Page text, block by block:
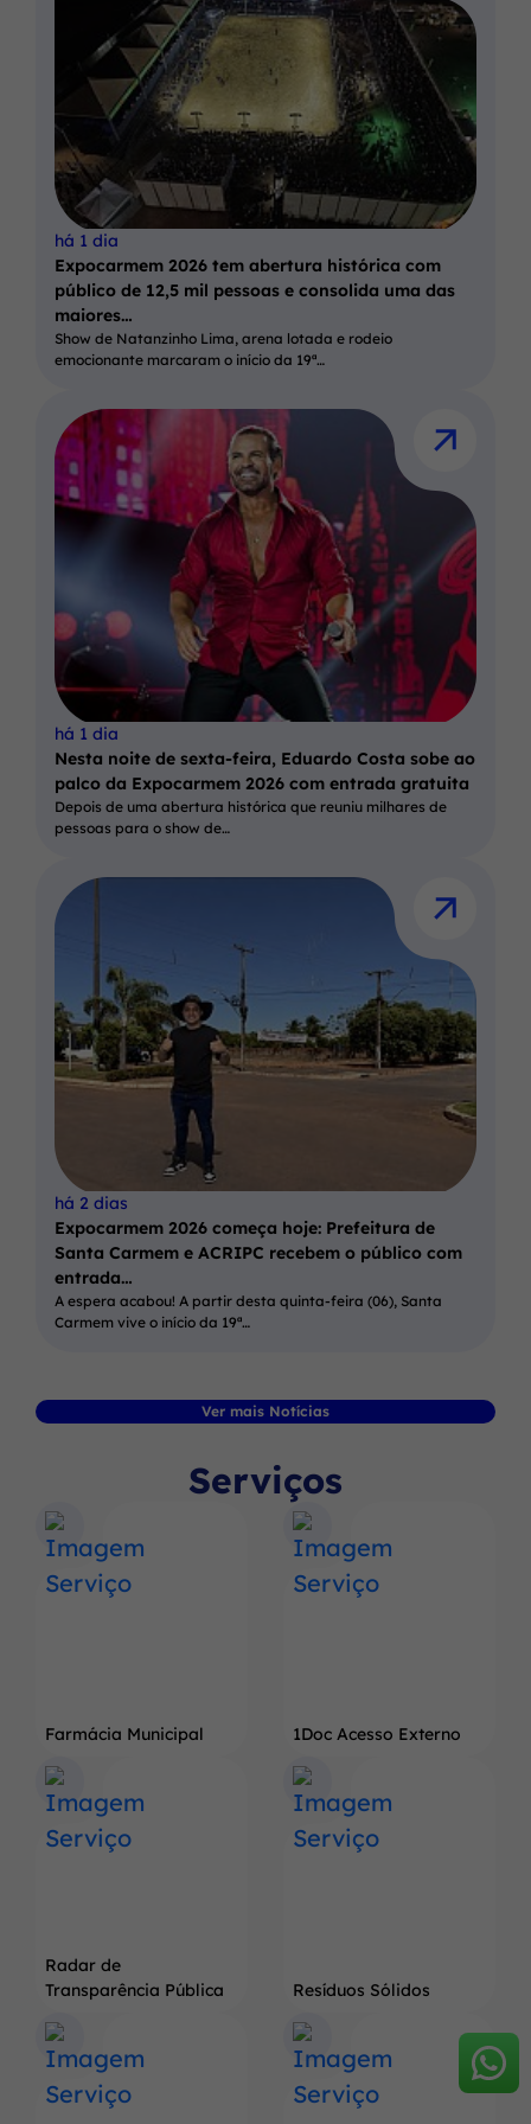
há 1 dia
Expocarmem 2026 tem abertura histórica com
público de 12,5 mil pessoas e consolida uma das
maiores…
Show de Natanzinho Lima, arena lotada e rodeio
emocionante marcaram o início da 19ª…
há 1 dia
Nesta noite de sexta-feira, Eduardo Costa sobe ao
palco da Expocarmem 2026 com entrada gratuita
Depois de uma abertura histórica que reuniu milhares de
pessoas para o show de…
há 2 dias
Expocarmem 2026 começa hoje: Prefeitura de
Santa Carmem e ACRIPC recebem o público com
entrada…
A espera acabou! A partir desta quinta-feira (06), Santa
Carmem vive o início da 19ª…
Ver mais Notícias
Serviços
Farmácia Municipal 1Doc Acesso Externo
Radar de
Transparência Pública
Resíduos Sólidos